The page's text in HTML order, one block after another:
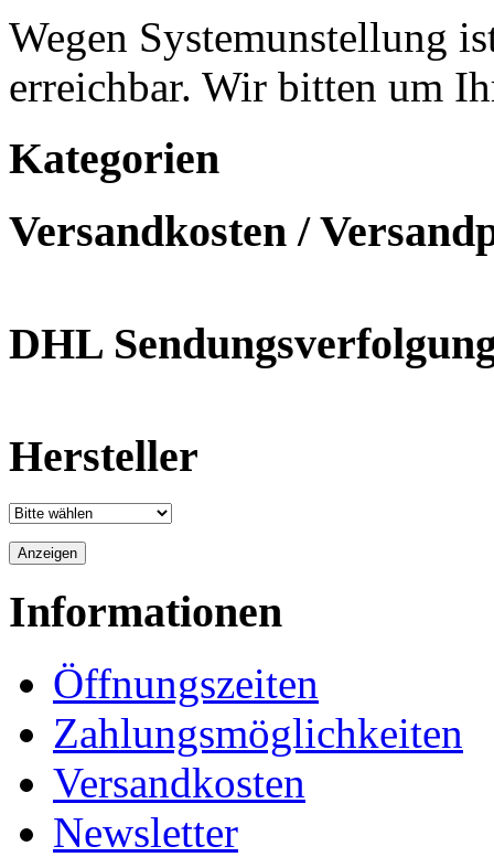
Wegen Systemunstellung
erreichbar. Wir bitten um
Kategorien
Versandkosten /
DHL
Hersteller
Informationen
Öffnungszeiten
Zahlungsmöglichkeiten
Versandkosten
Newsletter